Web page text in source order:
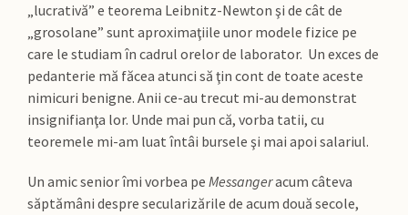
„lucrativă” e teorema Leibnitz-Newton şi de cât de
„grosolane” sunt aproximaţiile unor modele fizice pe
care le studiam în cadrul orelor de laborator. Un exces de
pedanterie mă făcea atunci să ţin cont de toate aceste
nimicuri benigne. Anii ce-au trecut mi-au demonstrat
insignifianţa lor. Unde mai pun că, vorba tatii, cu
teoremele mi-am luat întâi bursele şi mai apoi salariul.
Un amic senior îmi vorbea pe Messangeracum câteva
săptămâni despre secularizările de acum două secole,